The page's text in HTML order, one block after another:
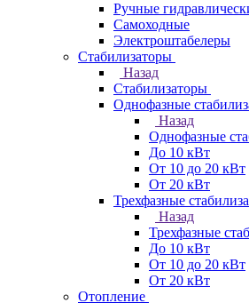
Ручные
Самоходные
Электроштабелеры
Стабилизаторы
Назад
Стабилизаторы
Однофазные
Назад
Однофазные
До 10 кВт
От 10 до 20 кВт
От 20 кВт
Трехфазные
Назад
Трехфазные
До 10 кВт
От 10 до 20 кВт
От 20 кВт
Отопление